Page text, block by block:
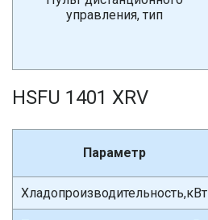
управления, тип
HSFU 1401 XRV
Параметр
Хладопроизводительность,кВт